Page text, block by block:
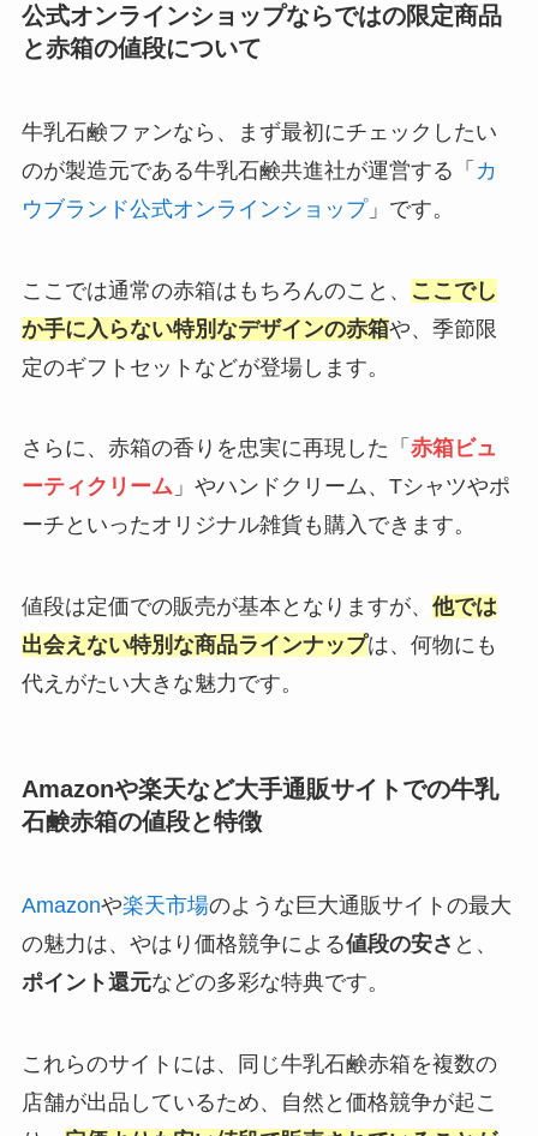
公式オンラインショップならではの限定商品
と赤箱の値段について
牛乳石鹸ファンなら、まず最初にチェックしたい
のが製造元である牛乳石鹸共進社が運営する「 カ
ウブランド公式オンラインショップ」です。
ここでは通常の赤箱はもちろんのこと、
ここでし
か手に入らない特別なデザインの赤箱や、季節限
定のギフトセットなどが登場します。
さらに、赤箱の香りを忠実に再現した「 赤箱ビュ
ーティクリーム」やハンドクリーム、Tシャツやポ
ーチといったオリジナル雑貨も購入できます。
値段は定価での販売が基本となりますが、 他では
出会えない特別な商品ラインナップは、何物にも
代えがたい大きな魅力です。
Amazonや楽天など大手通販サイトでの牛乳
石鹸赤箱の値段と特徴
Amazonや楽天市場のような巨大通販サイトの最大
の魅力は、やはり価格競争による値段の安さ と、
ポイント還元などの多彩な特典です。
これらのサイトには、同じ牛乳石鹸赤箱を複数の
店舗が出品しているため、自然と価格競争が起こ